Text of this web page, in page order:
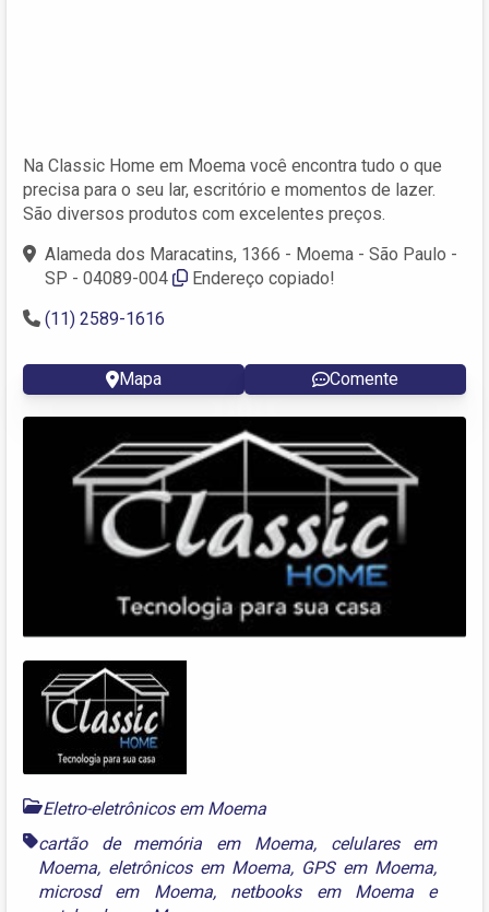
Na Classic Home em Moema você encontra tudo o que
precisa para o seu lar, escritório e momentos de lazer.
São diversos produtos com excelentes preços.
Alameda dos Maracatins, 1366 - Moema - São Paulo -
SP - 04089-004
Endereço copiado!
(11) 2589-1616
Mapa Comente
Eletro-eletrônicos em Moema
cartão de memória em Moema, celulares em
Moema, eletrônicos em Moema, GPS em Moema,
microsd em Moema, netbooks em Moema e